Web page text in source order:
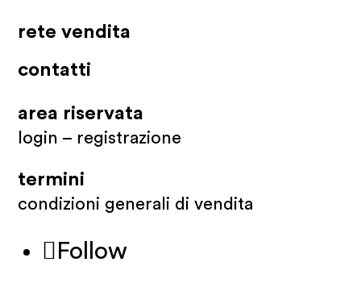
rete vendita
contatti
area riservata
login – registrazione
termini
condizioni generali di vendita
Follow